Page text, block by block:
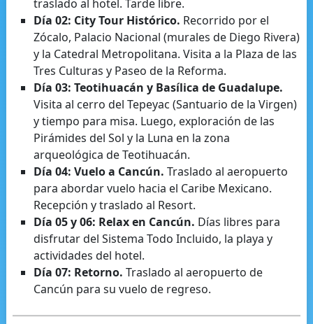
traslado al hotel. Tarde libre.
Día 02: City Tour Histórico. Recorrido por el
Zócalo, Palacio Nacional (murales de Diego Rivera)
y la Catedral Metropolitana. Visita a la Plaza de las
Tres Culturas y Paseo de la Reforma.
Día 03: Teotihuacán y Basílica de Guadalupe.
Visita al cerro del Tepeyac (Santuario de la Virgen)
y tiempo para misa. Luego, exploración de las
Pirámides del Sol y la Luna en la zona
arqueológica de Teotihuacán.
Día 04: Vuelo a Cancún. Traslado al aeropuerto
para abordar vuelo hacia el Caribe Mexicano.
Recepción y traslado al Resort.
Día 05 y 06: Relax en Cancún. Días libres para
disfrutar del Sistema Todo Incluido, la playa y
actividades del hotel.
Día 07: Retorno. Traslado al aeropuerto de
Cancún para su vuelo de regreso.